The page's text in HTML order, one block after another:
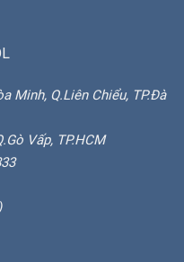
Minh, Q.Liên Chiểu, TP.Đà
Vấp, TP.HCM